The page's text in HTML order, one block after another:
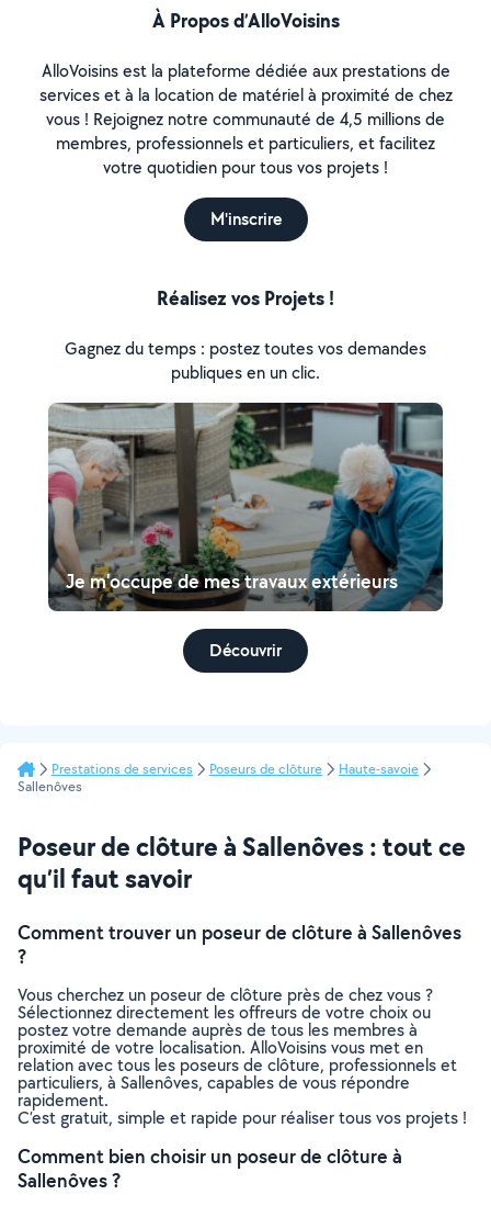
À Propos d’AlloVoisins
AlloVoisins est la plateforme dédiée aux prestations de
services et à la location de matériel à proximité de chez
vous ! Rejoignez notre communauté de 4,5 millions de
membres, professionnels et particuliers, et facilitez
votre quotidien pour tous vos projets !
M'inscrire
Réalisez vos Projets !
Gagnez du temps : postez toutes vos demandes
publiques en un clic.
Je m'occupe de mes travaux extérieurs
Découvrir
Prestations de services Poseurs de clôture
Haute-savoie
Sallenôves
Poseur de clôture à Sallenôves : tout ce
qu’il faut savoir
Comment trouver un poseur de clôture à Sallenôves
?
Vous cherchez un poseur de clôture près de chez vous ?
Sélectionnez directement les offreurs de votre choix ou
postez votre demande auprès de tous les membres à
proximité de votre localisation. AlloVoisins vous met en
relation avec tous les poseurs de clôture, professionnels et
particuliers, à Sallenôves, capables de vous répondre
rapidement.
C’est gratuit, simple et rapide pour réaliser tous vos projets !
Comment bien choisir un poseur de clôture à
Sallenôves ?